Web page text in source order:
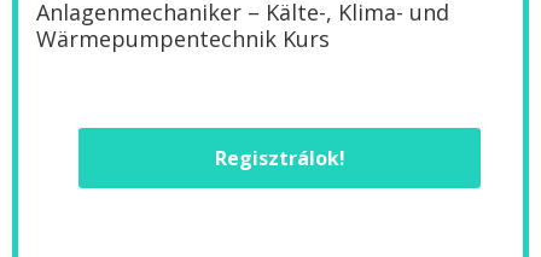
Anlagenmechaniker – Kälte-, Klima- und
Wärmepumpentechnik Kurs
Regisztrálok!